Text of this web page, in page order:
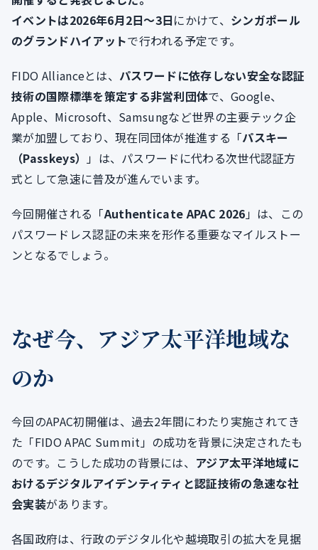
イベントは2026年6月2日〜3日にかけて、 シンガポール
のグランドハイアットで行われる予定です。
FIDO Allianceとは、 パスワードに依存しない安全な認証
技術の国際標準を策定する非営利団体で、Google、
Apple、Microsoft、Samsungなど世界の主要テック企
業が加盟しており、現在同団体が推進する「パスキー
（Passkeys） 」は、パスワードに代わる次世代認証方
式として急速に普及が進んでいます。
今回開催される「Authenticate APAC 2026」は、この
パスワードレス認証の未来を形作る重要なマイルストー
ンとなるでしょう。
なぜ今、アジア太平洋地域な
のか
今回のAPAC初開催は、過去2年間にわたり実施されてき
た「FIDO APAC Summit」の成功を背景に決定されたも
のです。こうした成功の背景には、 アジア太平洋地域に
おけるデジタルアイデンティティと認証技術の急速な社
会実装があります。
各国政府は、行政のデジタル化や越境取引の拡大を見据